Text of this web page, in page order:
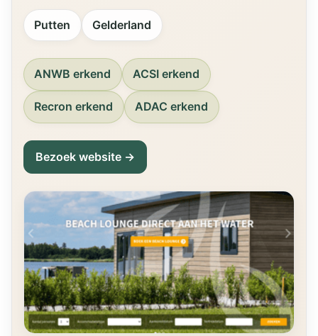
Putten Gelderland
ANWB erkend ACSI erkend
Recron erkend ADAC erkend
Bezoek website →